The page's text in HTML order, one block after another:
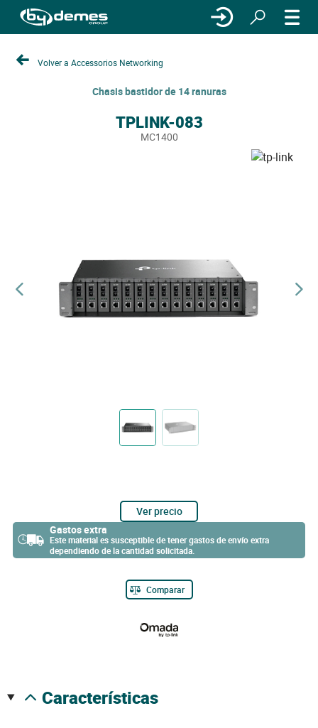
Volver a Accessorios Networking
Chasis bastidor de 14 ranuras
TPLINK-083
MC1400
Ver precio
Gastos extra
Este material es susceptible de tener gastos de envío extra
dependiendo de la cantidad solicitada.
Comparar
características